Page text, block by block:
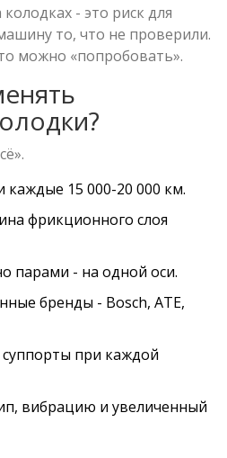
- это риск для
то, что не проверили.
можно «попробовать».
каждые 15 000-20 000 км.
фрикционного слоя
парами - на одной оси.
бренды - Bosch, ATE,
при каждой
вибрацию и увеличенный